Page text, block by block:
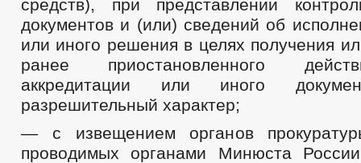
средств), при представлении
документов и (или) сведений об
или иного решения в целях получения
ранее приостановленного
аккредитации или иного
разрешительный характер;
— с извещением органов
проводимых органами Минюста